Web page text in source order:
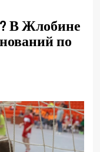
В Жлобине
по